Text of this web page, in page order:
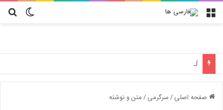
تغییر منو
آموزش تعویض فیلتر کولر گازی جنرال مکس
صفحه اصلی/سرگرمی/متن و نوشته